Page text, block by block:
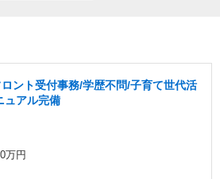
ント受付事務/学歴不問/子育て世代活
ュアル完備
万円